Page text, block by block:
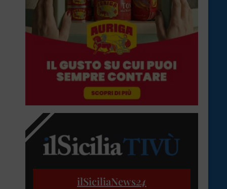
ilSiciliaNews24